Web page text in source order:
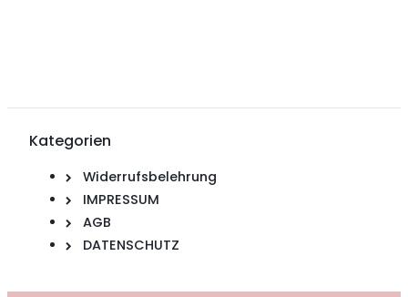
Kategorien
Widerrufsbelehrung
IMPRESSUM
AGB
DATENSCHUTZ